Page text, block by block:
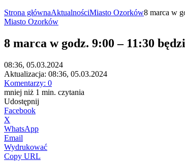
Strona głównaAktualnościMiasto Ozorków8 marca w
Miasto Ozorków
8 marca w godz. 9:00 – 11:30
08:36, 05.03.2024
Aktualizacja: 08:36, 05.03.2024
Komentarzy: 0
mniej niż 1 min. czytania
Udostępnij
Facebook
X
WhatsApp
Email
Wydrukować
Copy URL